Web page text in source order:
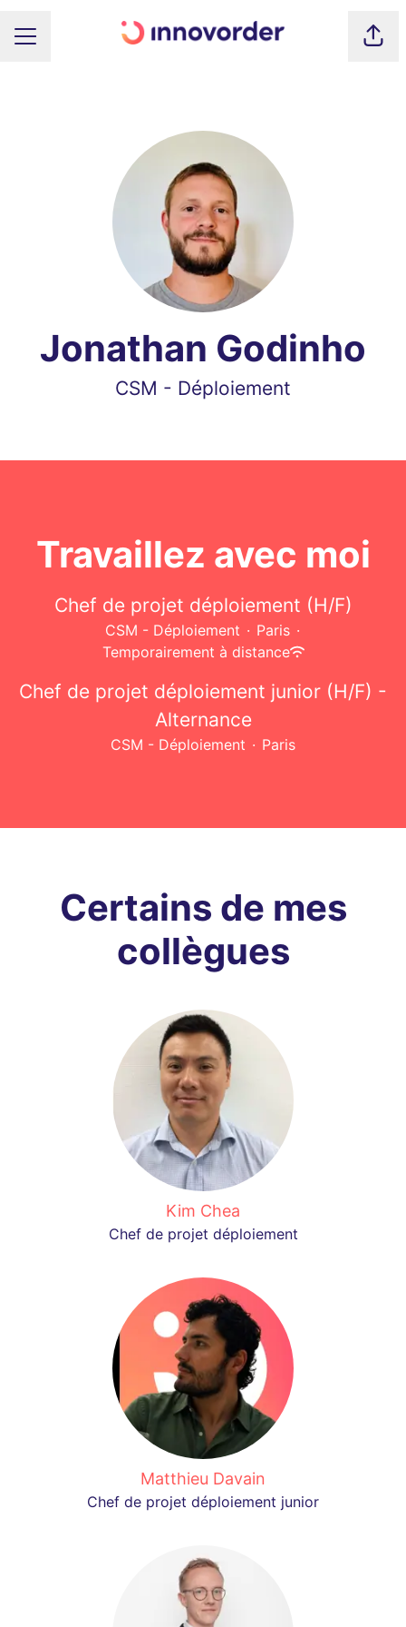
MENU CARRIÈRE
Jonathan Godinho
CSM - Déploiement
Travaillez avec moi
Chef de projet déploiement (H/F)
CSM - Déploiement · Paris ·
Temporairement à distance
Chef de projet déploiement junior (H/F) -
Alternance
CSM - Déploiement · Paris
Certains de mes
collègues
Kim Chea
Chef de projet déploiement
Matthieu Davain
Chef de projet déploiement junior